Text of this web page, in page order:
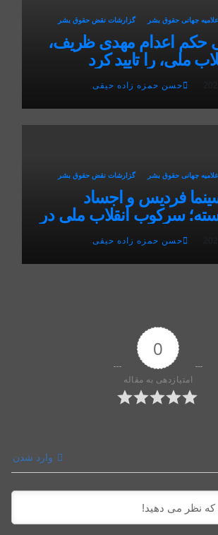
اعلاميه جهانی حقوق بشر گزارشات نقض حقوق بشر
حکم اعدام مهدی ظریف،
ملی، را تایید کرد
حسن حمزه زاده حیقی
اعلاميه جهانی حقوق بشر گزارشات نقض حقوق بشر
فردیس و اجساد
سرکوب انقلاب ملی در
حسن حمزه زاده حیقی
0
امتیازدهی به مقاله
وارد شدن